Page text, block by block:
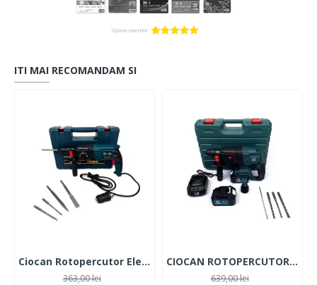
ITI MAI RECOMANDAM SI
Ciocan Rotopercutor Electric German Meister 1100W + Mandrina + Valiza de Transport
363,00 lei
CIOCAN ROTOPERCUTOR German Meister CU 2 ACUMULATORI 36V -6 AH - BRUSHLESS TECHNOLOGY
639,00 lei